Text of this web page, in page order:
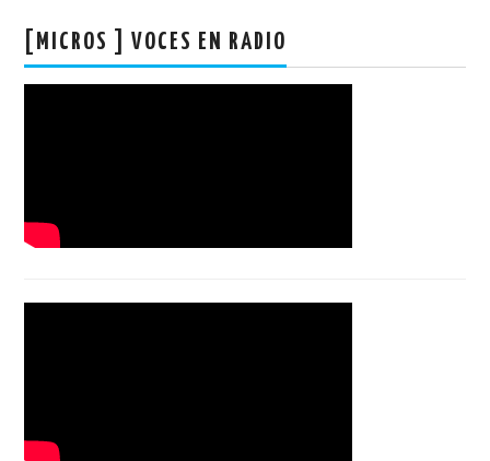
[MICROS ] VOCES EN RADIO